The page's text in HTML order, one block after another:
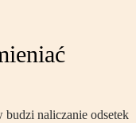
naliczanie odsetek